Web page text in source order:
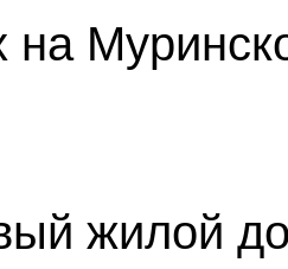
на
жилой